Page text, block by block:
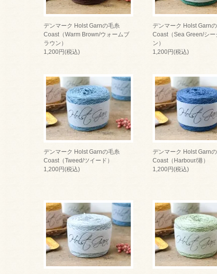
デンマーク Holst Garnの毛糸
Coast（Warm Brown/ウォームブ
ラウン）
1,200円(税込)
デンマーク Holst Garn
Coast（Sea Green/シー
ン）
1,200円(税込)
デンマーク Holst Garnの毛糸
Coast（Tweed/ツイード）
1,200円(税込)
デンマーク Holst Garn
Coast（Harbour/港）
1,200円(税込)